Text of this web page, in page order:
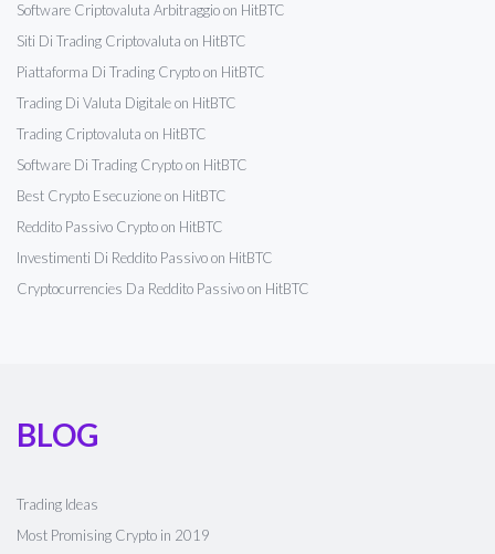
Software Criptovaluta Arbitraggio on HitBTC
Siti Di Trading Criptovaluta on HitBTC
Piattaforma Di Trading Crypto on HitBTC
Trading Di Valuta Digitale on HitBTC
Trading Criptovaluta on HitBTC
Software Di Trading Crypto on HitBTC
Best Crypto Esecuzione on HitBTC
Reddito Passivo Crypto on HitBTC
Investimenti Di Reddito Passivo on HitBTC
Cryptocurrencies Da Reddito Passivo on HitBTC
BLOG
Trading Ideas
Most Promising Crypto in 2019